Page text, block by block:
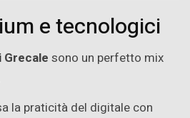
e tecnologici
sono un perfetto mix
la praticità del digitale con